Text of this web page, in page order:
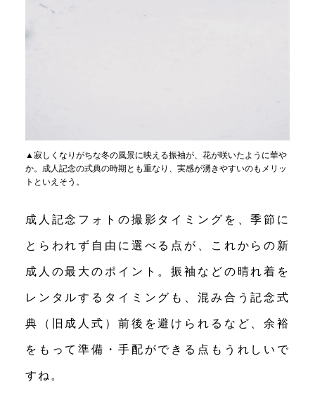
▲寂しくなりがちな冬の風景に映える振袖が、花が咲いたように華や
か。成人記念の式典の時期とも重なり、実感が湧きやすいのもメリッ
トといえそう。
成人記念フォトの撮影タイミングを、季節に
とらわれず自由に選べる点が、これからの新
成人の最大のポイント。振袖などの晴れ着を
レンタルするタイミングも、混み合う記念式
典（旧成人式）前後を避けられるなど、余裕
をもって準備・手配ができる点もうれしいで
すね。